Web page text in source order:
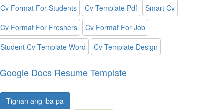
Cv Format For Students
Cv Template Pdf
Smart Cv
Cv Format For Freshers
Cv Format For Job
Student Cv Template Word
Cv Template Design
Google Docs Resume Template
Tignan ang iba pa